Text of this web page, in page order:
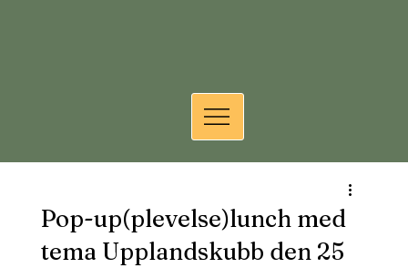
Pop-up(plevelse)lunch med
tema Upplandskubb den 25